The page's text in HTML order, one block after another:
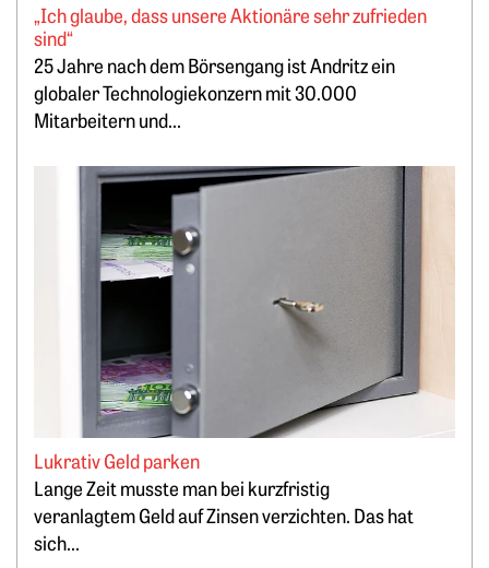
„Ich glaube, dass unsere Aktionäre sehr zufrieden
sind“
25 Jahre nach dem Börsengang ist Andritz ein
globaler Technologiekonzern mit 30.000
Mitarbeitern und...
Lukrativ Geld parken
Lange Zeit musste man bei kurzfristig
veranlagtem Geld auf Zinsen verzichten. Das hat
sich...
Weiterlesen: Lukrativ Geld parken